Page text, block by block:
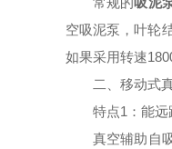
空吸泥泵，叶轮
如果采用转速
二、移动式
特点1：能
真空辅助自